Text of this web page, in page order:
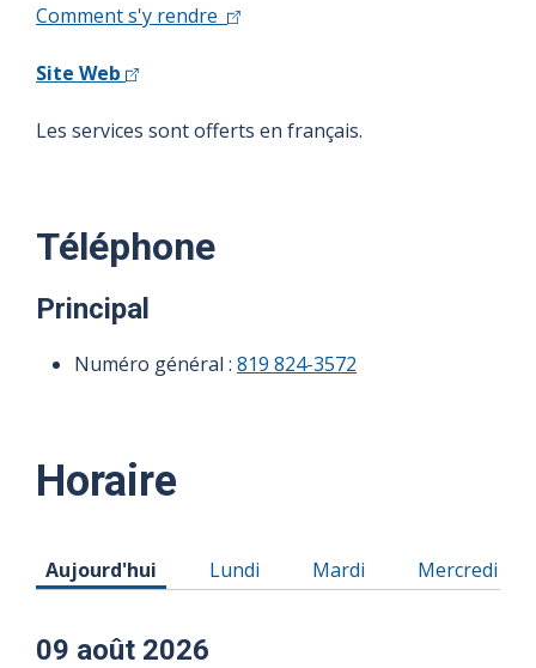
Comment s'y rendre
Site Web
Les services sont offerts en français.
Téléphone
Principal
Numéro général : 819 824-3572
Horaire
Horaire du Dimanche 09 août 2026
Aujourd'hui Horaire du Lundi 10 août 2026
Lundi Horaire du Mardi 11
Mardi Horaire du
Mercredi
09 août 2026